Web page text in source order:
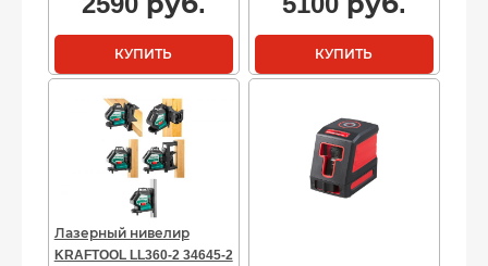
КУПИТЬ КУПИТЬ
Лазерный нивелир
KRAFTOOL LL360-2 34645-2